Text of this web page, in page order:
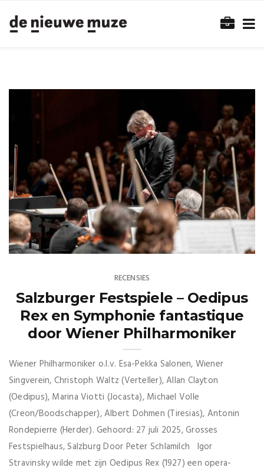
RECENSIES
Salzburger Festspiele – Oedipus
Rex en Symphonie fantastique
door Wiener Philharmoniker
Wiener Philharmoniker o.l.v. Esa-Pekka Salonen, Wiener
Singverein, Christoph Waltz (Verteller), Allan Clayton
(Oedipus), Marina Viotti (Jocasta), Michael Volle
(Creon/Boodschapper), Albert Dohmen (Tiresias), Antonin
Rondepierre (Herder). Gehoord: 27 juli 2025, Grosses
Festspielhaus, Salzburg Door Peter Schlamilch Igor
Stravinsky wilde met zijn Oedipus Rex (1927) een opera-